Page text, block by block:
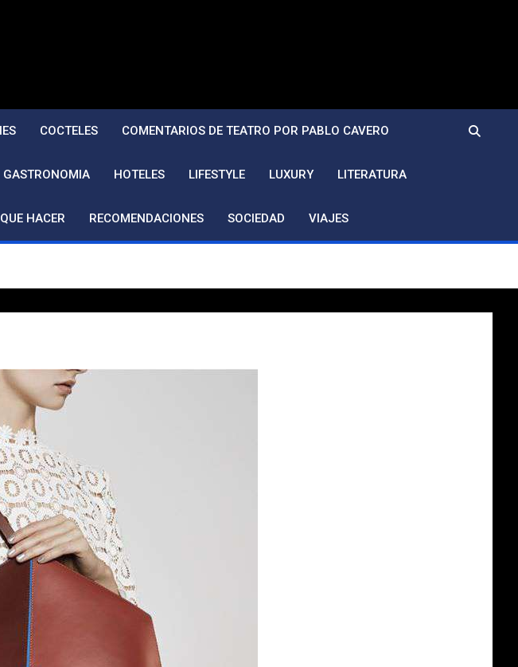
COCTELES COMENTARIOS DE TEATRO POR PABLO CAVERO
GASTRONOMIA HOTELES LIFESTYLE LUXURY LITERATURA
QUE HACER RECOMENDACIONES SOCIEDAD VIAJES